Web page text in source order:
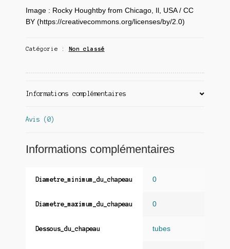
Image : Rocky Houghtby from Chicago, Il, USA / CC
BY (https://creativecommons.org/licenses/by/2.0)
Catégorie : Non classé
Informations complémentaires
Avis (0)
Informations complémentaires
Diametre_minimum_du_chapeau 0
Diametre_maximum_du_chapeau 0
Dessous_du_chapeau tubes